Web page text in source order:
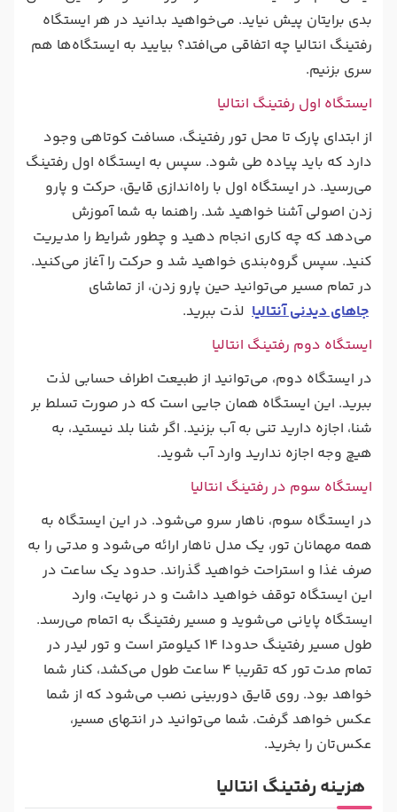
بدی برایتان پیش نیاید. می‌خواهید بدانید در هر ایستگاه
رفتینگ انتالیا چه اتفاقی می‌افتد؟ بیایید به ایستگاه‌ها هم
سری بزنیم.
ایستگاه اول رفتینگ انتالیا
از ابتدای پارک تا محل تور رفتینگ، مسافت کوتاهی وجود
دارد که باید پیاده طی شود. سپس به ایستگاه اول رفتینگ
می‌رسید. در ایستگاه اول با راه‌اندازی قایق، حرکت و پارو
زدن اصولی آشنا خواهید شد. راهنما به شما آموزش
می‌دهد که چه کاری انجام دهید و چطور شرایط را مدیریت
کنید. سپس گروه‌بندی خواهید شد و حرکت را آغاز می‌کنید.
در تمام مسیر می‌توانید حین پارو زدن، از تماشای
جاهای دیدنی آنتالیا لذت ببرید.
ایستگاه دوم رفتینگ انتالیا
در ایستگاه دوم، می‌توانید از طبیعت اطراف حسابی لذت
ببرید. این ایستگاه همان جایی است که در صورت تسلط بر
شنا، اجازه دارید تنی به آب بزنید. اگر شنا بلد نیستید، به
هیچ وجه اجازه ندارید وارد آب شوید.
ایستگاه سوم در رفتینگ انتالیا
در ایستگاه سوم، ناهار سرو می‌شود. در این ایستگاه به
همه مهمانان تور، یک مدل ناهار ارائه می‌شود و مدتی را به
صرف غذا و استراحت خواهید گذراند. حدود یک ساعت در
این ایستگاه توقف خواهید داشت و در نهایت، وارد
ایستگاه پایانی می‌شوید و مسیر رفتینگ به اتمام می‌رسد.
طول مسیر رفتینگ حدودا 14 کیلومتر است و تور لیدر در
تمام مدت تور که تقریبا 4 ساعت طول می‌کشد، کنار شما
خواهد بود. روی قایق دوربینی نصب می‌شود که از شما
عکس خواهد گرفت. شما می‌توانید در انتهای مسیر،
عکس‌تان را بخرید.
هزینه رفتینگ انتالیا